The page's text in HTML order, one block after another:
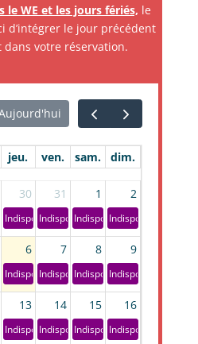
le WE et les jours fériés, le
d’intégrer le jour précédent
votre réservation.
jeu. ven. sam. dim.
30
Indisponible
31
Indisponible
1
Indisponible
2
Indisponible
6
Indisponible
7
Indisponible
8
Indisponible
9
Indisponible
13
Indisponible
14
Indisponible
15
Indisponible
16
Indisponible